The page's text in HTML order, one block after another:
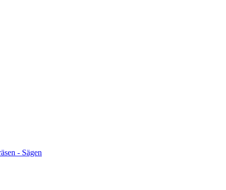
- Sägen